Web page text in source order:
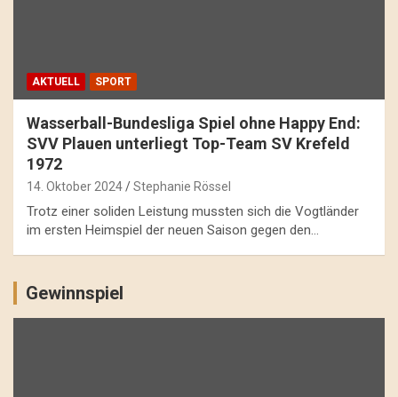
AKTUELL SPORT
Wasserball-Bundesliga Spiel ohne Happy End:
SVV Plauen unterliegt Top-Team SV Krefeld
1972
14. Oktober 2024 Stephanie Rössel
Trotz einer soliden Leistung mussten sich die Vogtländer
im ersten Heimspiel der neuen Saison gegen den…
Gewinnspiel